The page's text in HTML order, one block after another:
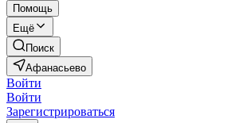
Помощь
Ещё
Поиск
Афанасьево
Войти
Войти
Зарегистрироваться